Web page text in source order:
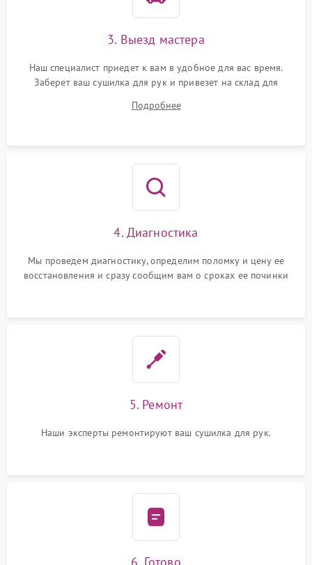
3. Выезд мастера
Наш специалист приедет к вам в удобное для вас время.
Заберет ваш сушилка для рук и привезет на склад для
Подробнее
4. Диагностика
Мы проведем диагностику, определим поломку и цену ее
восстановления и сразу сообщим вам о сроках ее починки
5. Ремонт
Наши эксперты ремонтируют ваш сушилка для рук.